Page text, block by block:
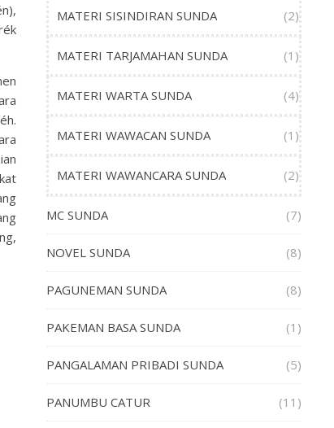
MATERI SISINDIRAN SUNDA (2)
MATERI TARJAMAHAN SUNDA (1)
MATERI WARTA SUNDA (4)
MATERI WAWACAN SUNDA (1)
MATERI WAWANCARA SUNDA (2)
MC SUNDA (7)
NOVEL SUNDA (8)
PAGUNEMAN SUNDA (8)
PAKEMAN BASA SUNDA (1)
PANGALAMAN PRIBADI SUNDA (5)
PANUMBU CATUR (11)